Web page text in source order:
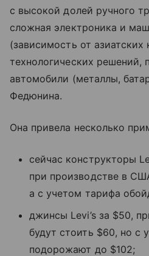
с высокой долей ручного
сложная электроника и
(зависимость от азиатских
технологических решений,
автомобили (металлы,
Федюнина.
Она привела несколько
сейчас конструкторы
при производстве в
а с учетом тарифа
джинсы Levi’s за $50,
будут стоить $60, но с
подорожают до $102;